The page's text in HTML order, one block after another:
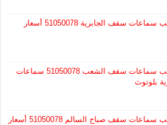
فني تركيب سماعات سقف الجابرية 51050078 أسعار
فني تركيب سماعات سقف الشعب 51050078 سماعات
بلوتوث
فني تركيب سماعات سقف صباح السالم 51050078 أسعار